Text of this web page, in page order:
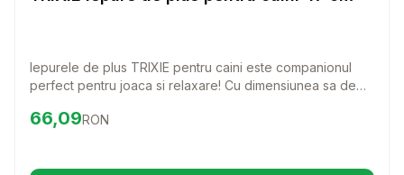
Iepurele de plus TRIXIE pentru caini este companionul
perfect pentru joaca si relaxare! Cu dimensiunea sa de
patrupedului dumneavoastra.
Preț:66.09
66,09RON